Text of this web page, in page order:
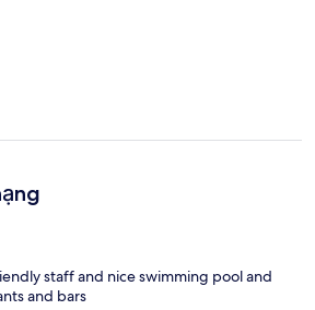
staff and nice swimming pool and
and bars